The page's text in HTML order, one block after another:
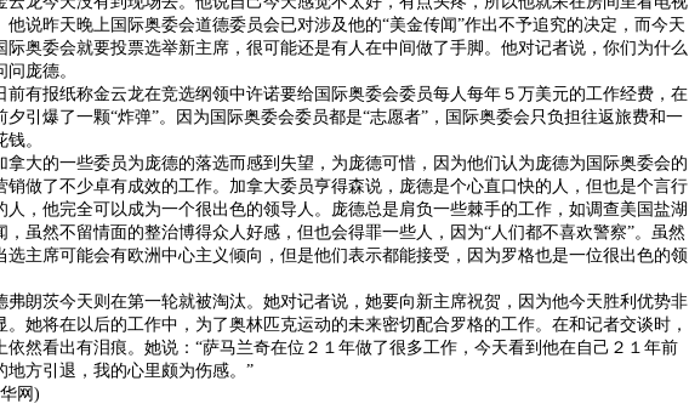
他说昨天晚上国际奥委会道德委员会已对涉及他的“美金传闻”作出不予追究的决定，而今天
际奥委会就要投票选举新主席，很可能还是有人在中间做了手脚。他对记者说，你们为什么
问庞德。
报纸称金云龙在竞选纲领中许诺要给国际奥委会委员每人每年５万美元的工作经费，在
夕引爆了一颗“炸弹”。因为国际奥委会委员都是“志愿者”，国际奥委会只负担往返旅费和一
。
的一些委员为庞德的落选而感到失望，为庞德可惜，因为他们认为庞德为国际奥委会的
销做了不少卓有成效的工作。加拿大委员亨得森说，庞德是个心直口快的人，但也是个言行
人，他完全可以成为一个很出色的领导人。庞德总是肩负一些棘手的工作，如调查美国盐湖
，虽然不留情面的整治博得众人好感，但也会得罪一些人，因为“人们都不喜欢警察”。虽然
选主席可能会有欧洲中心主义倾向，但是他们表示都能接受，因为罗格也是一位很出色的领
茨今天则在第一轮就被淘汰。她对记者说，她要向新主席祝贺，因为他今天胜利优势非
。她将在以后的工作中，为了奥林匹克运动的未来密切配合罗格的工作。在和记者交谈时，
依然看出有泪痕。她说：“萨马兰奇在位２１年做了很多工作，今天看到他在自己２１年前
地方引退，我的心里颇为伤感。”
网)